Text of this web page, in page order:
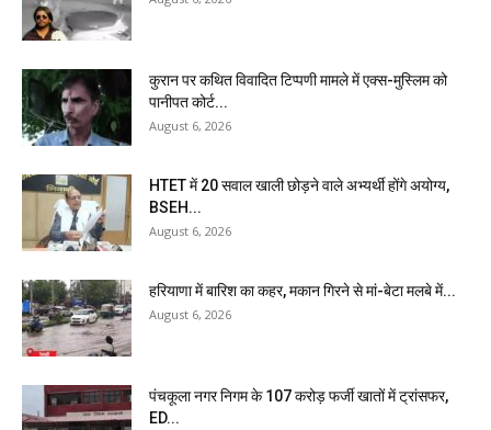
कुरान पर कथित विवादित टिप्पणी मामले में एक्स-मुस्लिम को
पानीपत कोर्ट...
August 6, 2026
HTET में 20 सवाल खाली छोड़ने वाले अभ्यर्थी होंगे अयोग्य,
BSEH...
August 6, 2026
हरियाणा में बारिश का कहर, मकान गिरने से मां-बेटा मलबे में...
August 6, 2026
पंचकूला नगर निगम के ₹107 करोड़ फर्जी खातों में ट्रांसफर,
ED...